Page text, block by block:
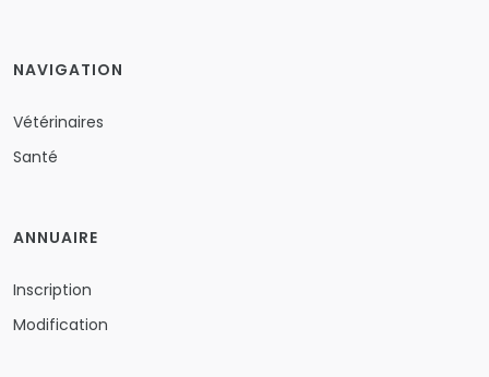
NAVIGATION
Vétérinaires
Santé
ANNUAIRE
Inscription
Modification